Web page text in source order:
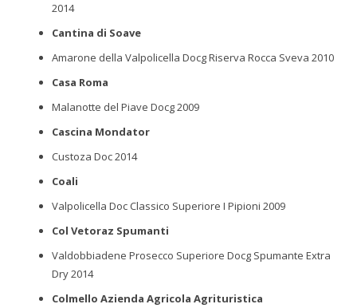
2014
Cantina di Soave
Amarone della Valpolicella Docg Riserva Rocca Sveva 2010
Casa Roma
Malanotte del Piave Docg 2009
Cascina Mondator
Custoza Doc 2014
Coali
Valpolicella Doc Classico Superiore I Pipioni 2009
Col Vetoraz Spumanti
Valdobbiadene Prosecco Superiore Docg Spumante Extra
Dry 2014
Colmello Azienda Agricola Agrituristica